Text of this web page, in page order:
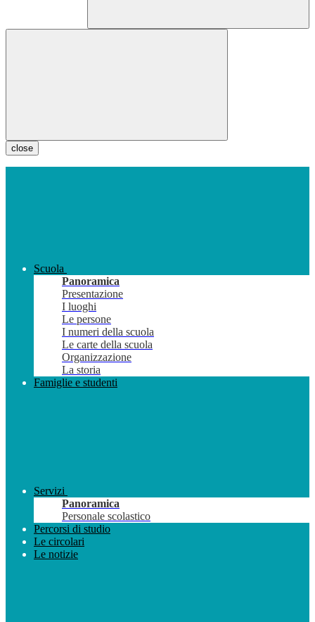
close
Scuola
Panoramica
Presentazione
I luoghi
Le persone
I numeri della scuola
Le carte della scuola
Organizzazione
La storia
Famiglie e studenti
Servizi
Panoramica
Personale scolastico
Percorsi di studio
Le circolari
Le notizie